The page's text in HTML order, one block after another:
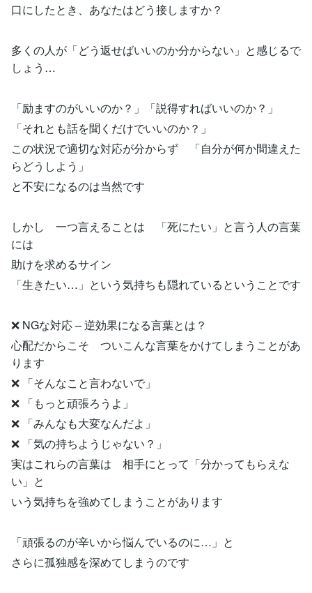
口にしたとき、あなたはどう接しますか？
多くの人が「どう返せばいいのか分からない」と感じるで
しょう…
「励ますのがいいのか？」「説得すればいいのか？」
「それとも話を聞くだけでいいのか？」
この状況で適切な対応が分からず 「自分が何か間違えた
らどうしよう」
と不安になるのは当然です
しかし 一つ言えることは 「死にたい」と言う人の言葉
には
助けを求めるサイン
「生きたい…」という気持ちも隠れているということです
❌ NGな対応 – 逆効果になる言葉とは？
心配だからこそ ついこんな言葉をかけてしまうことがあ
ります
❌ 「そんなこと言わないで」
❌ 「もっと頑張ろうよ」
❌ 「みんなも大変なんだよ」
❌ 「気の持ちようじゃない？」
実はこれらの言葉は 相手にとって「分かってもらえな
い」と
いう気持ちを強めてしまうことがあります
「頑張るのが辛いから悩んでいるのに…」と
さらに孤独感を深めてしまうのです